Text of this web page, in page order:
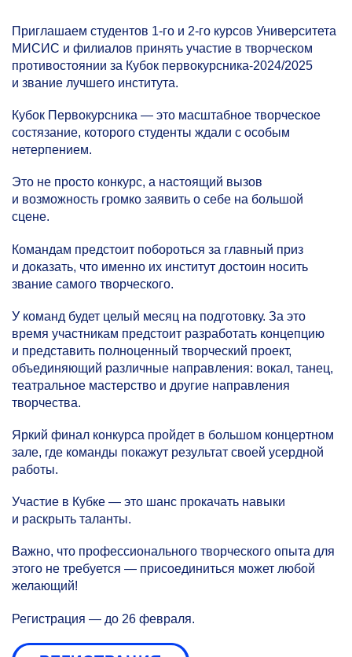
Приглашаем студентов 1-го и 2-го курсов Университета
МИСИС и филиалов принять участие в творческом
противостоянии за Кубок первокурсника-2024/2025
и звание лучшего института.
Кубок Первокурсника — это масштабное творческое
состязание, которого студенты ждали с особым
нетерпением.
Это не просто конкурс, а настоящий вызов
и возможность громко заявить о себе на большой
сцене.
Командам предстоит побороться за главный приз
и доказать, что именно их институт достоин носить
звание самого творческого.
У команд будет целый месяц на подготовку. За это
время участникам предстоит разработать концепцию
и представить полноценный творческий проект,
объединяющий различные направления: вокал, танец,
театральное мастерство и другие направления
творчества.
Яркий финал конкурса пройдет в большом концертном
зале, где команды покажут результат своей усердной
работы.
Участие в Кубке — это шанс прокачать навыки
и раскрыть таланты.
Важно, что профессионального творческого опыта для
этого не требуется — присоединиться может любой
желающий!
Регистрация — до 26 февраля.